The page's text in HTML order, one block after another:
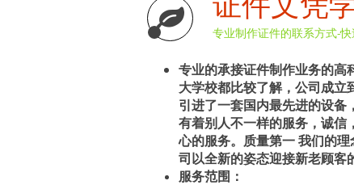
专业的承接证件制作业务的
大学校都比较了解，公司成
引进了一套国内最先进的设
有着别人不一样的服务，诚信
心的服务。质量第一 我们的
司以全新的姿态迎接新老顾客
服务范围：
专业制作证件的联系方式-